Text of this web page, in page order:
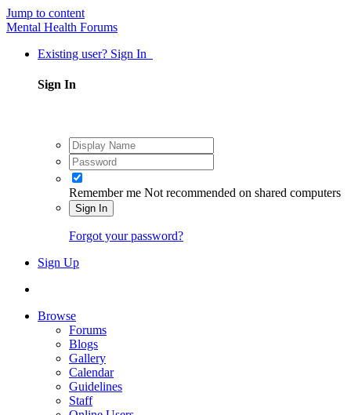
Jump to content
Mental Health Forums
Existing user? Sign In
Sign In
Remember me Not recommended on shared computers
Sign In
Forgot your password?
Sign Up
Browse
Forums
Blogs
Gallery
Calendar
Guidelines
Staff